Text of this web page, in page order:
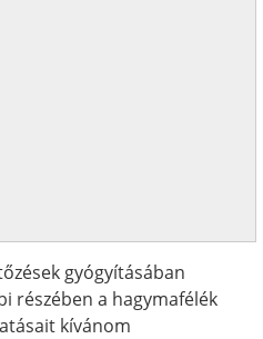
gyógyításában
részében a hagymafélék
kívánom